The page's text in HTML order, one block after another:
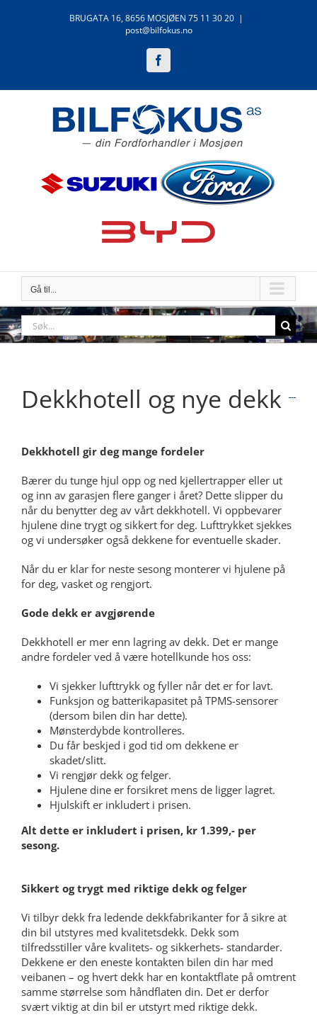
BRUGATA 16, 8656 MOSJØEN 75 11 30 20 |
post@bilfokus.no
Facebook
Gå til...
Søk
etter:
Dekkhotell og nye dekk
Dekkhotell gir deg mange fordeler
Bærer du tunge hjul opp og ned kjellertrapper eller ut
og inn av garasjen flere ganger i året? Dette slipper du
når du benytter deg av vårt dekkhotell. Vi oppbevarer
hjulene dine trygt og sikkert for deg. Lufttrykket sjekkes
og vi undersøker også dekkene for eventuelle skader.
Når du er klar for neste sesong monterer vi hjulene på
for deg, vasket og rengjort.
Gode dekk er avgjørende
Dekkhotell er mer enn lagring av dekk. Det er mange
andre fordeler ved å være hotellkunde hos oss:
Vi sjekker lufttrykk og fyller når det er for lavt.
Funksjon og batterikapasitet på TPMS-sensorer
(dersom bilen din har dette).
Mønsterdybde kontrolleres.
Du får beskjed i god tid om dekkene er
skadet/slitt.
Vi rengjør dekk og felger.
Hjulene dine er forsikret mens de ligger lagret.
Hjulskift er inkludert i prisen.
Alt dette er inkludert i prisen, kr 1.399,- per
sesong.
Sikkert og trygt med riktige dekk og felger
Vi tilbyr dekk fra ledende dekkfabrikanter for å sikre at
din bil utstyres med kvalitetsdekk. Dekk som
tilfredsstiller våre kvalitets- og sikkerhets- standarder.
Dekkene er den eneste kontakten bilen din har med
veibanen – og hvert dekk har en kontaktflate på omtrent
samme størrelse som håndflaten din. Det er derfor
svært viktig at din bil er utstyrt med riktige dekk.